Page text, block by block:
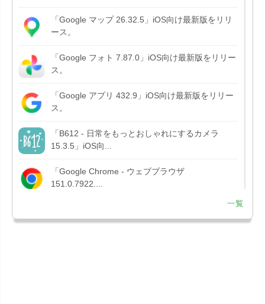
「Google マップ 26.32.5」iOS向け最新版をリリ
ース。
「Google フォト 7.87.0」iOS向け最新版をリリー
ス。
「Google アプリ 432.9」iOS向け最新版をリリー
ス。
「B612 - 日常をもっとおしゃれにするカメラ
15.3.5」iOS向...
「Google Chrome - ウェブブラウザ
151.0.7922....
「Microsoft OneDrive 18.7.3」iOS向け最新版を...
一覧